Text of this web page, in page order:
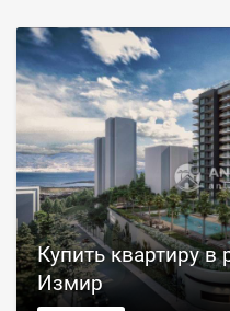
Купить квартиру в
Измир